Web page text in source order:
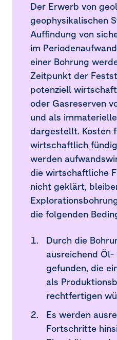
Risikomanagement
Fair-Value-Hierarchie
Saldierung von
finanziellen
Ergebnis aus
Anteilsbasierte
Aufwendungen
Nahestehende
Ereignisse nach dem
Direkte und indirekte
Aktiengesellschaft
Der Erwerb von
geophysikalischen
Auffindung von
im
einer Bohrung
Zeitpunkt der
potenziell
oder Gasreserven
und als
dargestellt. Kosten
wirtschaftlich
werden
die wirtschaftliche
nicht geklärt,
die folgenden
Durch die
ausreichend
gefunden, die
als
rechtfertigen
Es werden
Fortschritte